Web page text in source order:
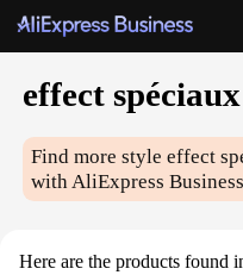
effect
Find more styleeffect
with AliExpress Business
Here are the products found